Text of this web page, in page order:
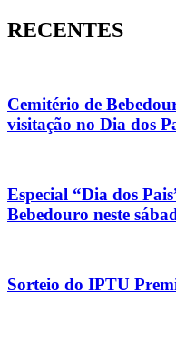
RECENTES
Cemitério de
visitação no Dia dos
Especial “Dia dos
Bebedouro neste
Sorteio do IPTU